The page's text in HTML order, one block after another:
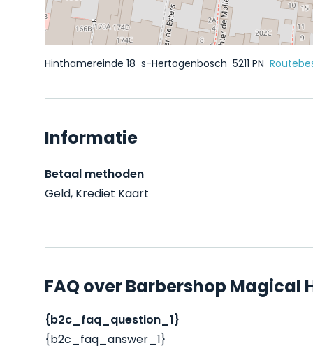
Hinthamereinde 18 s-Hertogenbosch 5211 PN
Informatie
Betaal methoden
Geld, Krediet Kaart
FAQ over Barbershop Magical
{b2c_faq_question_1}
{b2c_faq_answer_1}